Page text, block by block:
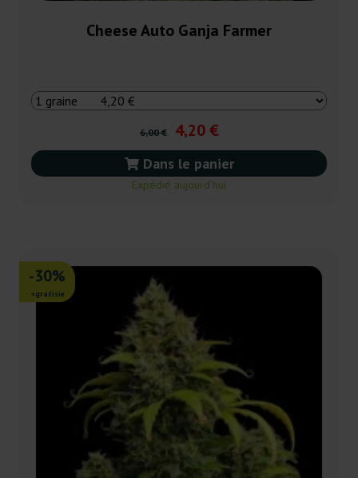
Cheese Auto Ganja Farmer
6,00 € 4,20 €
Dans le panier
Expédié aujourd’hui
-30%
+gratisie